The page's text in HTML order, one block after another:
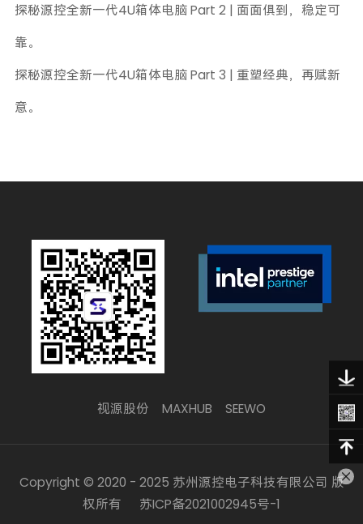
探秘源控全新一代4U箱体电脑 Part 2 | 面面俱到，稳定可
靠。
探秘源控全新一代4U箱体电脑 Part 3 | 重塑经典，再赋新
意。
视源股份 MAXHUB SEEWO
Copyright © 2020 - 2025 苏州源控电子科技有限公司 版
权所有
苏ICP备2021002945号-1